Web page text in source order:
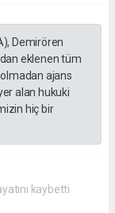
Demirören
eklenen tüm
ajans
alan hukuki
hiç bir
kaybetti